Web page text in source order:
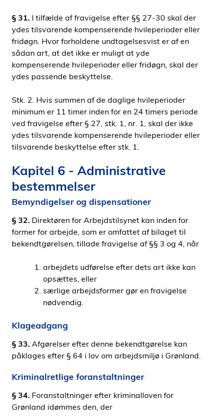
§ 31. I tilfælde af fravigelse efter §§ 27-30 skal der
ydes tilsvarende kompenserende hvileperioder eller
fridøgn. Hvor forholdene undtagelsesvist er af en
sådan art, at det ikke er muligt at yde
kompenserende hvileperioder eller fridøgn, skal der
ydes passende beskyttelse.
Stk. 2. Hvis summen af de daglige hvileperioder
minimum er 11 timer inden for en 24 timers periode
ved fravigelse efter § 27, stk. 1, nr. 1, skal der ikke
ydes tilsvarende kompenserende hvileperioder eller
tilsvarende beskyttelse efter stk. 1.
Kapitel 6 - Administrative
bestemmelser
Bemyndigelser og dispensationer
§ 32. Direktøren for Arbejdstilsynet kan inden for
former for arbejde, som er omfattet af bilaget til
bekendtgørelsen, tillade fravigelse af §§ 3 og 4, når
arbejdets udførelse efter dets art ikke kan
opsættes, eller
særlige arbejdsformer gør en fravigelse
nødvendig.
Klageadgang
§ 33. Afgørelser efter denne bekendtgørelse kan
påklages efter § 64 i lov om arbejdsmiljø i Grønland.
Kriminalretlige foranstaltninger
§ 34. Foranstaltninger efter kriminalloven for
Grønland idømmes den, der